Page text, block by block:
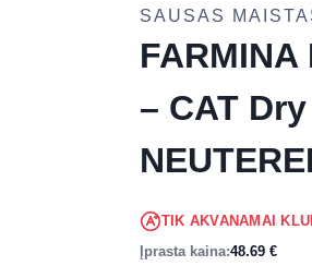
SAUSAS
FARMINA
– CAT
TIK AKVANAMAI
Įprasta kaina:48.69 €